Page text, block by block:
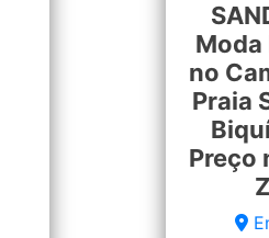
Moda
no
Praia
Preço